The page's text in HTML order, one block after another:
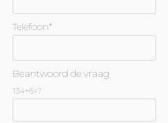
Telefoon*
Beantwoord de vraag
134+6=?